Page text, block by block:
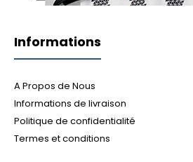
Informations
A Propos de Nous
Informations de livraison
Politique de confidentialité
Termes et conditions